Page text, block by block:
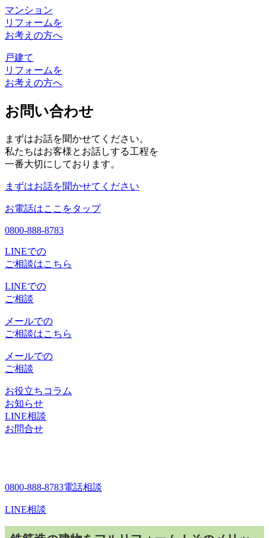
マンション
リフォームを
お考えの方へ
戸建て
リフォームを
お考えの方へ
お問い合わせ
まずはお話を聞かせてください。
私たちはお客様とお話しする工程を
一番大切にしております。
まずはお話を聞かせてください
お電話はここをタップ
0800-888-8783
LINEでの
ご相談はこちら
LINEでの
ご相談
メールでの
ご相談はこちら
メールでの
ご相談
お役立ちコラム
お知らせ
LINE相談
お問合せ
0800-888-8783電話相談
LINE相談